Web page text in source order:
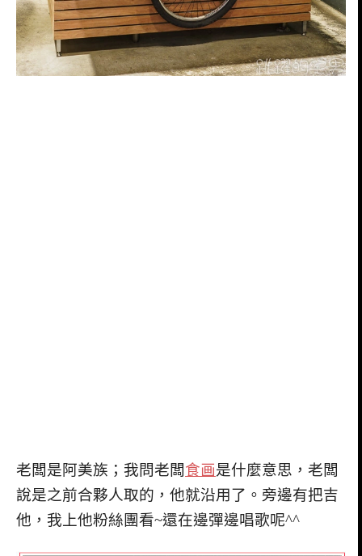
老闆是阿美族；我問老闆食画是什麼意思，老闆
說是之前合夥人取的，他就沿用了。旁邊有把吉
他，我上他粉絲團看~還在邊彈邊唱歌呢^^